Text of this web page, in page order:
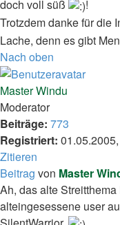
doch voll süß
!
Trotzdem danke für die
Lache, denn es gibt
Nach oben
Master Windu
Moderator
Beiträge: 773
Registriert:
Zitieren
Beitrag von Master
Ah, das alte
alteingesessene user